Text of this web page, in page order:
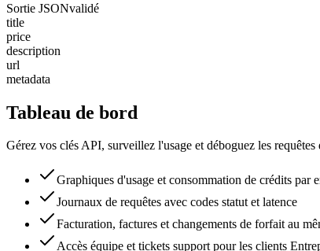
Sortie JSONvalidé
title
price
description
url
metadata
Tableau de bord
Gérez vos clés API, surveillez l'usage et déboguez les
Graphiques d'usage et consommation de crédits par
Journaux de requêtes avec codes statut et latence
Facturation, factures et changements de forfait au
Accès équipe et tickets support pour les clients